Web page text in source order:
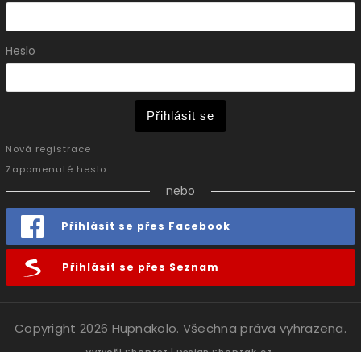
Heslo
Přihlásit se
Nová registrace
Zapomenuté heslo
nebo
Přihlásit se přes Facebook
Přihlásit se přes Seznam
Copyright 2026 Hupnakolo. Všechna práva vyhrazena.